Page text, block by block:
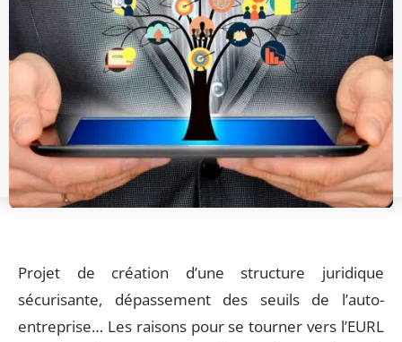
Projet de création d’une structure juridique
sécurisante, dépassement des seuils de l’auto-
entreprise… Les raisons pour se tourner vers l’EURL